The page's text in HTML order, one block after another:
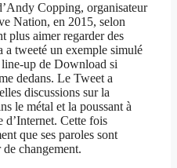
Copping, organisateur
Nation, en 2015, selon
plus aimer regarder des
a tweeté un exemple simulé
up de Download si
dedans. Le Tweet a
discussions sur la
le métal et la poussant à
d’Internet. Cette fois
que ses paroles sont
changement.